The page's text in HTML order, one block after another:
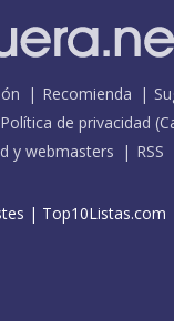
Recomienda
Política de privacidad (
y webmasters RSS
| Top10Listas.com